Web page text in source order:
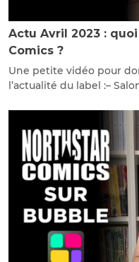
Actu Avril 2023 :
Comics ?
Une petite vidéo pour
l’actualité du label :–